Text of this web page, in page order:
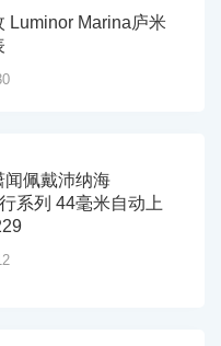
Luminor Marina庐米
闻佩戴沛纳海
系列 44毫米自动上